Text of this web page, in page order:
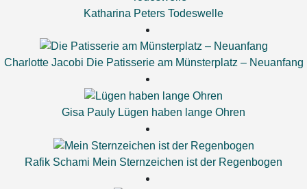
Katharina Peters Todeswelle
Charlotte Jacobi Die Patisserie am Münsterplatz – Neuanfang
Gisa Pauly Lügen haben lange Ohren
Rafik Schami Mein Sternzeichen ist der Regenbogen